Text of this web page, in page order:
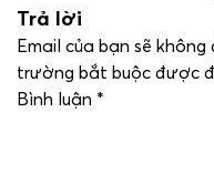
Trả lời
Email của bạn sẽ
trường bắt buộc được
Bình luận *